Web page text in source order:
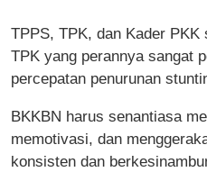
TPPS, TPK, dan Kader
TPK yang perannya sangat
percepatan penurunan
BKKBN harus senantiasa
memotivasi, dan
konsisten dan